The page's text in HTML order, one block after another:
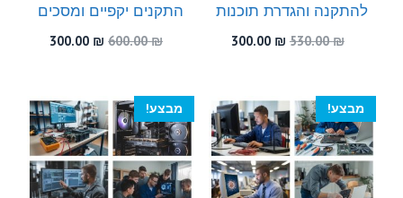
להתקנה והגדרת תוכנות
530.00₪
המחיר
530.00 ₪.
300.00 ₪
300.00 ₪.
התקנים יקפיים ומסכים
600.00₪
המחיר
600.00 ₪.
300.00 ₪
המחיר
300.00 ₪.
מבצע! מבצע!